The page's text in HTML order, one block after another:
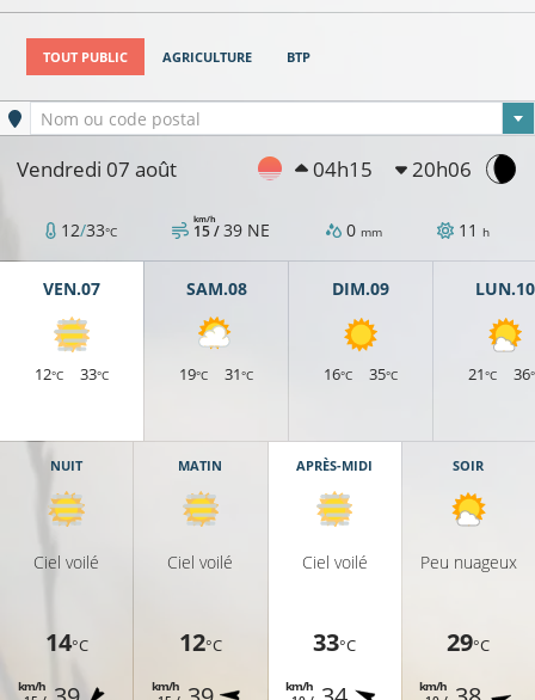
TOUT PUBLIC AGRICULTURE BTP
Ville sélectionnée
Nom ou code postal
Vendredi 07 août 04h15 20h06
12/33°C 15 /
km/h 39 NE 0 mm 11 h
VEN.07
12°C 33°C
SAM.08
19°C 31°C
DIM.09
16°C 35°C
LUN.10
21°C 36
NUIT
Ciel voilé
14°C
km/h
MATIN
Ciel voilé
12°C
km/h
APRÈS-MIDI
Ciel voilé
33°C
km/h
SOIR
Peu nuageux
29°C
km/h
32°C
31°C